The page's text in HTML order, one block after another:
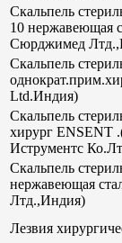
Скальпель
10 нержавеющая
Сюрджимед
Скальпель
Ltd.Индия)
Скальпель
хирург ENSENT
Иструментс
Скальпель
нержавеющая
Лтд.,Индия)
Лезвия